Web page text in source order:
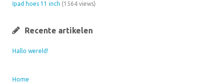
Ipad hoes 11 inch (1564 views)
Recente artikelen
Hallo wereld!
Home